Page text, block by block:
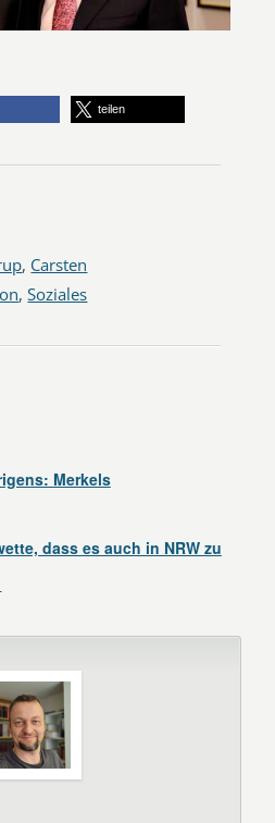
teilen
, Carsten
,Soziales
Merkels
dass es auch in NRW zu